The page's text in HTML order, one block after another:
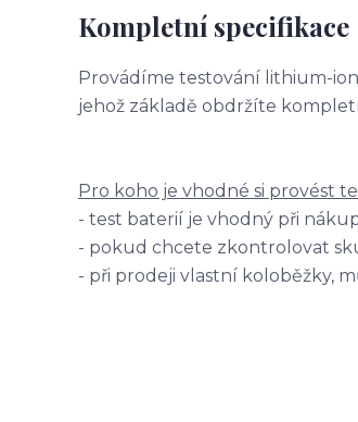
Kompletní specifikace
Provádíme testování lithium-
jehož základě obdržíte
Pro koho je vhodné si provést
- test baterií je vhodný při
- pokud chcete zkontrolovat
- při prodeji vlastní koloběžky,